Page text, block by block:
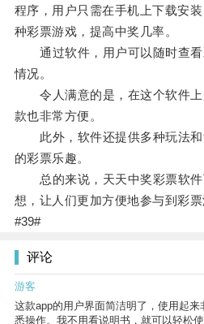
程序，用户只需在手机上下载安
种彩票游戏，提高中奖几率。
通过软件，用户可以随时查看
情况。
令人满意的是，在这个软件上
款也非常方便。
此外，软件还提供多种玩法和
的彩票乐趣。
总的来说，天天中奖彩票软件
想，让人们更加方便地参与到彩票
#39#
评论
游客
这款app的用户界面简洁明了，使用起
悉操作。我不用看说明书，就可以轻松使